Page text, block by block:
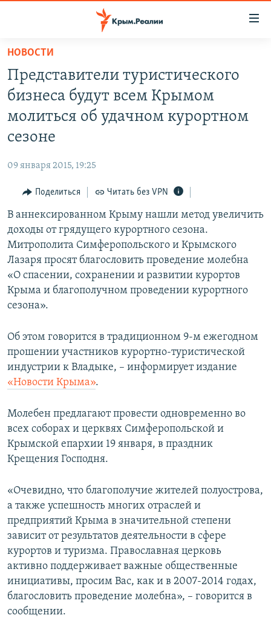
Вернуться
основному
содержанию
главной
Вернутся
поиску
СПЕЦПРОЕКТЫ
ИНТЕРАКТИВ
ИНФОГРАФИКА
ТЕЛЕПРОЕКТ КРЫМ.РЕАЛИИ
СОВЕТЫ ПРАВОЗАЩИТНИКОВ
ПРОПАВШИЕ БЕЗ ВЕСТИ
ПОБЕДИТЕЛЕЙ НЕ СУДЯТ?
КРЫМ.НЕПОКОРЕННЫЙ
УКРАИНСКАЯ ПРОБЛЕМА КРЫМА
РАДІО СВОБОДА
КАК ОБОЙТИ БЛОКИРОВКУ
Українською
Qırımtatar
ПРИСОЕДИНЯЙТЕСЬ!
Все сайты RFE/RL
НОВОСТИ
Представители туристического
бизнеса будут всем Крымом
молиться об удачном курортном
сезоне
09 января 2015, 19:25
Поделиться Читать без VPN
В аннексированном Крыму нашли метод увеличить
доходы от грядущего курортного сезона.
Митрополита Симферопольского и Крымского
Лазаря просят благословить проведение молебна
«О спасении, сохранении и развитии курортов
Крыма и благополучном проведении курортного
сезона».
Об этом говорится в традиционном 9-м ежегодном
прошении участников курортно-туристической
индустрии к Владыке, – информирует издание
«Новости Крыма».
Молебен предлагают провести одновременно во
всех соборах и церквях Симферопольской и
Крымской епархии 19 января, в праздник
Крещения Господня.
«Очевидно, что благополучие жителей полуострова,
а также успешность многих отраслей и
предприятий Крыма в значительной степени
зависит от результатов деятельности в сфере
курортов и туризма. Православная церковь
активно поддерживает важные общественные
инициативы, просим Вас, как и в 2007-2014 годах,
благословить проведение молебна», – говорится в
сообщении.